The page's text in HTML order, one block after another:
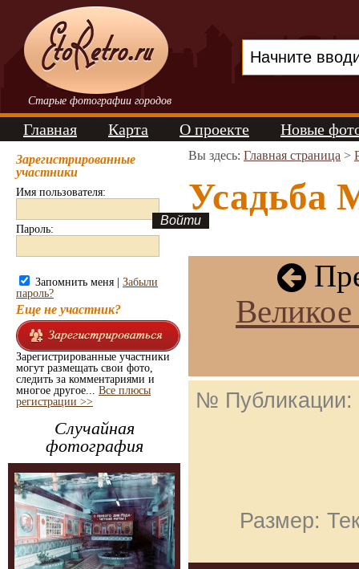
Старые фотографии городов
Главная Карта О проекте Новые
Зарегистрированные
участники
Имя пользователя:
Пароль:
Запомнить меня | Забыли
пароль?
Еще не участник?
Зарегистрированные участники
могут размещать свои фото,
следить за комментариями и
многое другое... Все плюсы
регистрации >>
Случайная
фотография
Вы здесь: Главная страница >
Усадьба
№ Публикации:
Размер: